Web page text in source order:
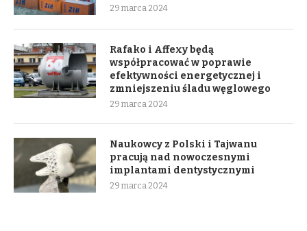
29 marca 2024
Rafako i Affexy będą
współpracować w poprawie
efektywności energetycznej i
zmniejszeniu śladu węglowego
29 marca 2024
Naukowcy z Polski i Tajwanu
pracują nad nowoczesnymi
implantami dentystycznymi
29 marca 2024